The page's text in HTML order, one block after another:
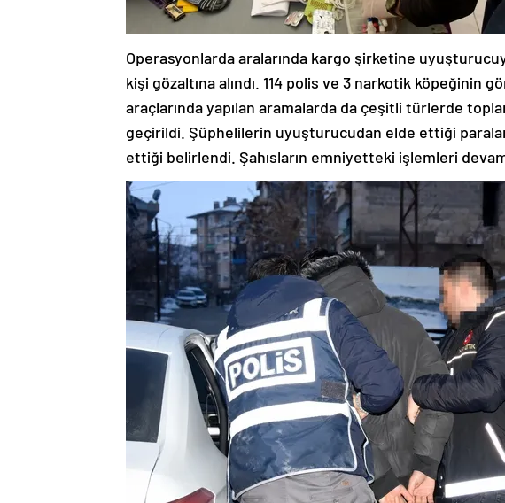
Operasyonlarda aralarında kargo şirketine
kişi gözaltına alındı. 114 polis ve 3 narkotik köpeğinin
araçlarında yapılan aramalarda da çeşitli türlerde
geçirildi. Şüphelilerin uyuşturucudan elde ettiği
ettiği belirlendi. Şahısların emniyetteki işlemleri